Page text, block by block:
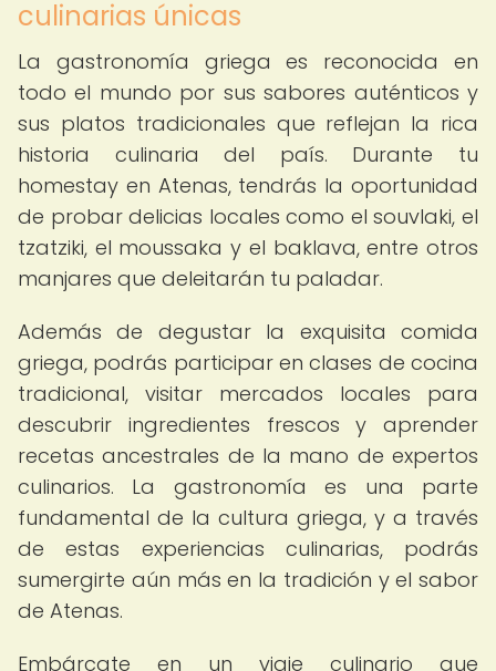
culinarias únicas
La gastronomía griega es reconocida en
todo el mundo por sus sabores auténticos y
sus platos tradicionales que reflejan la rica
historia culinaria del país. Durante tu
homestay en Atenas, tendrás la oportunidad
de probar delicias locales como el souvlaki, el
tzatziki, el moussaka y el baklava, entre otros
manjares que deleitarán tu paladar.
Además de degustar la exquisita comida
griega, podrás participar en clases de cocina
tradicional, visitar mercados locales para
descubrir ingredientes frescos y aprender
recetas ancestrales de la mano de expertos
culinarios. La gastronomía es una parte
fundamental de la cultura griega, y a través
de estas experiencias culinarias, podrás
sumergirte aún más en la tradición y el sabor
de Atenas.
Embárcate en un viaje culinario que